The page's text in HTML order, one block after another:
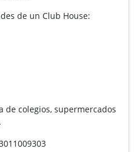
de un Club House:
de colegios, supermercados